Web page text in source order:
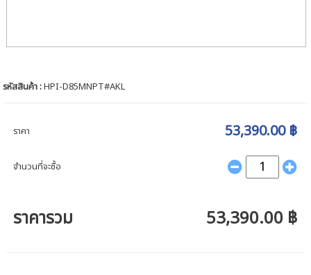
รหัสสินค้า :HPI-D85MNPT#AKL
ราคา 53,390.00 ฿
จำนวนที่จะซื้อ
ราคารวม 53,390.00 ฿